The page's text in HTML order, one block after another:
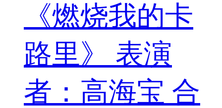
《燃烧我的卡
路里》 表演
者：高海宝 合